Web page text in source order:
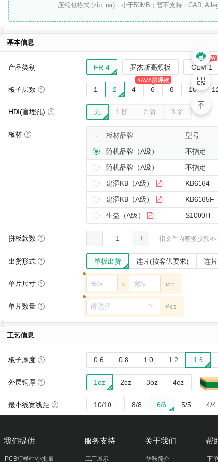
我们提供
PCB打样/中小批量
服务支持
工厂展示
关于我们
华秋简介
帮
下